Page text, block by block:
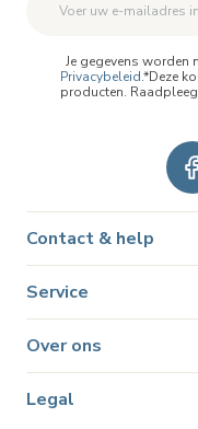
Je gegevens worden
Privacybeleid.*Deze
producten.
Contact & help
Service
Over ons
Legal